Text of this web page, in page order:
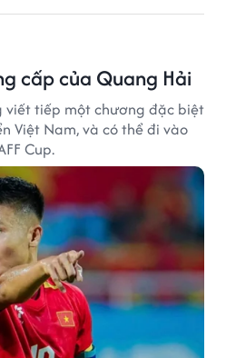
cấp của Quang Hải
viết tiếp một chương đặc biệt
Việt Nam, và có thể đi vào
Cup.